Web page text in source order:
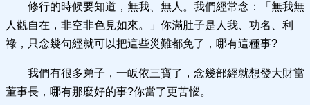
修行的時候要知道，無我、無人。我們經常念：「無我無
人觀自在，非空非色見如來。」你滿肚子是人我、功名、利
祿，只念幾句經就可以把這些災難都免了，哪有這種事?
我們有很多弟子，一皈依三寶了，念幾部經就想發大財當
董事長，哪有那麼好的事?你當了更苦惱。